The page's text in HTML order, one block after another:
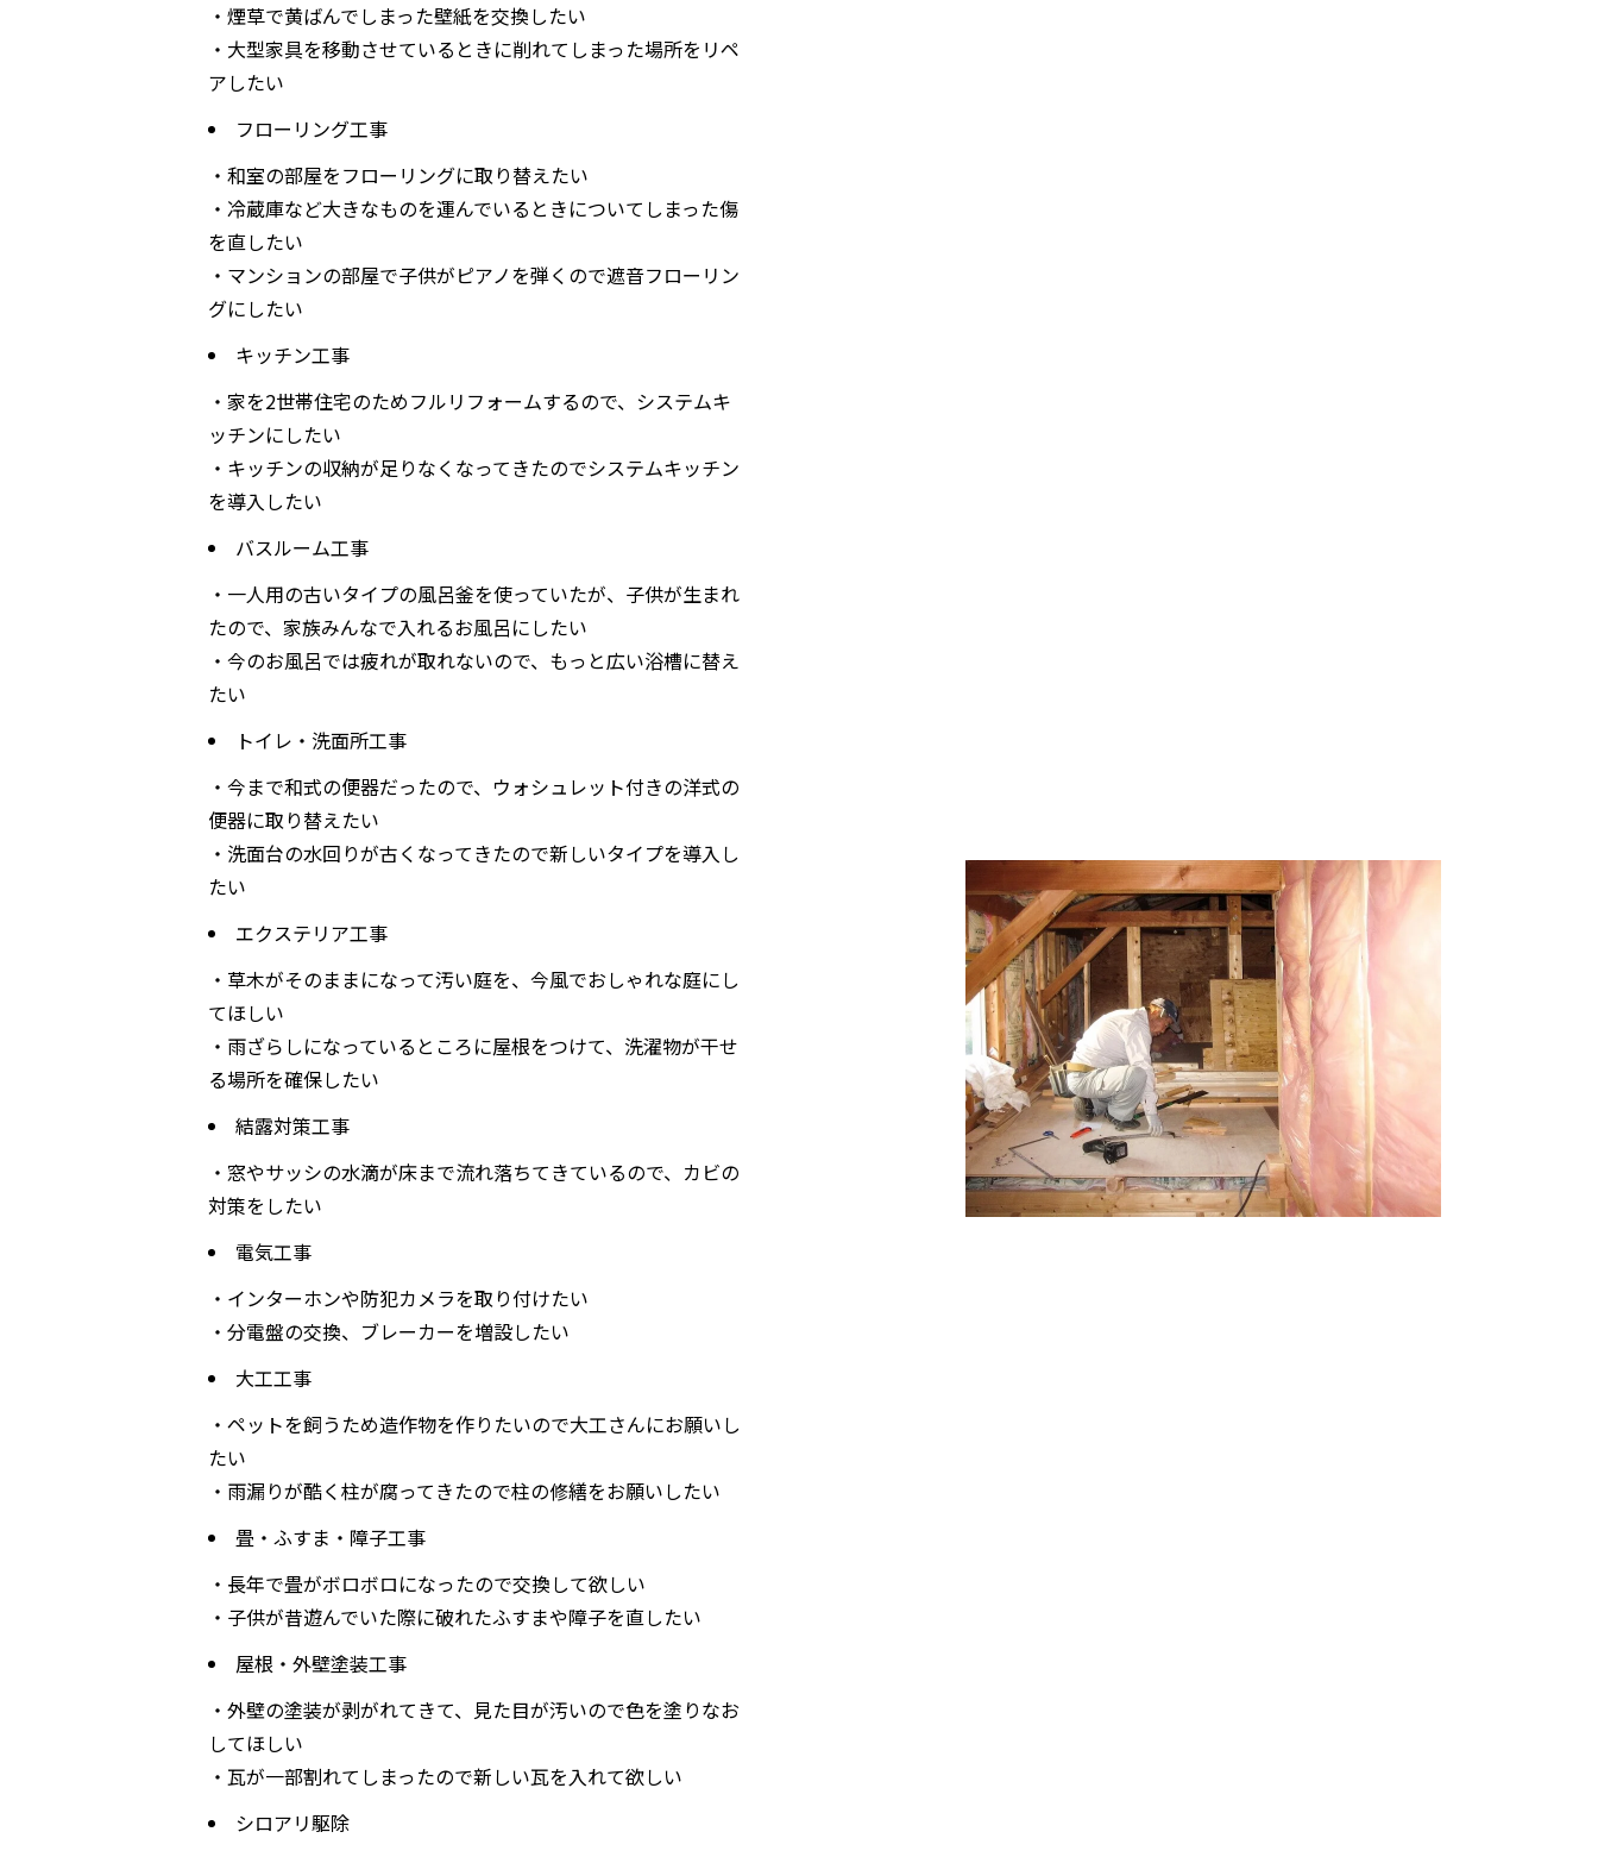
・煙草で黄ばんでしまった壁紙を交換したい
・大型家具を移動させているときに削れてしまった場所をリペ
アしたい
フローリング工事
・和室の部屋をフローリングに取り替えたい
・冷蔵庫など大きなものを運んでいるときについてしまった傷
を直したい
・マンションの部屋で子供がピアノを弾くので遮音フローリン
グにしたい
キッチン工事
・家を2世帯住宅のためフルリフォームするので、システムキ
ッチンにしたい
・キッチンの収納が足りなくなってきたのでシステムキッチン
を導入したい
バスルーム工事
・一人用の古いタイプの風呂釜を使っていたが、子供が生まれ
たので、家族みんなで入れるお風呂にしたい
・今のお風呂では疲れが取れないので、もっと広い浴槽に替え
たい
トイレ・洗面所工事
・今まで和式の便器だったので、ウォシュレット付きの洋式の
便器に取り替えたい
・洗面台の水回りが古くなってきたので新しいタイプを導入し
たい
エクステリア工事
・草木がそのままになって汚い庭を、今風でおしゃれな庭にし
てほしい
・雨ざらしになっているところに屋根をつけて、洗濯物が干せ
る場所を確保したい
結露対策工事
・窓やサッシの水滴が床まで流れ落ちてきているので、カビの
対策をしたい
電気工事
・インターホンや防犯カメラを取り付けたい
・分電盤の交換、ブレーカーを増設したい
大工工事
・ペットを飼うため造作物を作りたいので大工さんにお願いし
たい
・雨漏りが酷く柱が腐ってきたので柱の修繕をお願いしたい
畳・ふすま・障子工事
・長年で畳がボロボロになったので交換して欲しい
・子供が昔遊んでいた際に破れたふすまや障子を直したい
屋根・外壁塗装工事
・外壁の塗装が剥がれてきて、見た目が汚いので色を塗りなお
してほしい
・瓦が一部割れてしまったので新しい瓦を入れて欲しい
シロアリ駆除